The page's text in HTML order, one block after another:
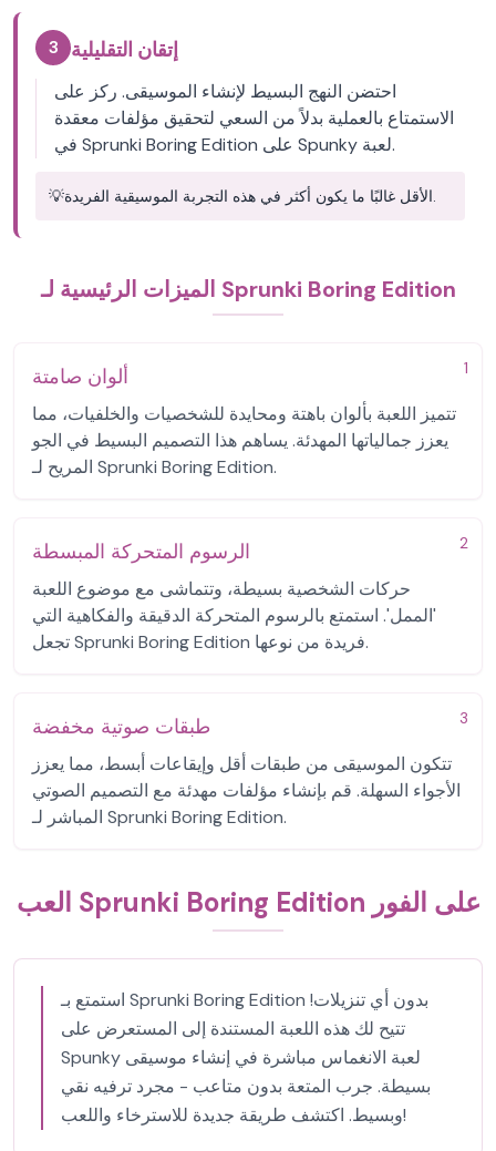
3 إتقان التقليلية
احتضن النهج البسيط لإنشاء الموسيقى. ركز على
الاستمتاع بالعملية بدلاً من السعي لتحقيق مؤلفات معقدة
في Sprunki Boring Edition على Spunky لعبة.
💡 الأقل غالبًا ما يكون أكثر في هذه التجربة الموسيقية الفريدة.
الميزات الرئيسية لـ Sprunki Boring Edition
1 ألوان صامتة
تتميز اللعبة بألوان باهتة ومحايدة للشخصيات والخلفيات، مما
يعزز جمالياتها المهدئة. يساهم هذا التصميم البسيط في الجو
المريح لـ Sprunki Boring Edition.
2 الرسوم المتحركة المبسطة
حركات الشخصية بسيطة، وتتماشى مع موضوع اللعبة
'الممل'. استمتع بالرسوم المتحركة الدقيقة والفكاهية التي
تجعل Sprunki Boring Edition فريدة من نوعها.
3 طبقات صوتية مخفضة
تتكون الموسيقى من طبقات أقل وإيقاعات أبسط، مما يعزز
الأجواء السهلة. قم بإنشاء مؤلفات مهدئة مع التصميم الصوتي
المباشر لـ Sprunki Boring Edition.
العب Sprunki Boring Edition على الفور
استمتع بـ Sprunki Boring Edition بدون أي تنزيلات!
تتيح لك هذه اللعبة المستندة إلى المستعرض على
Spunky لعبة الانغماس مباشرة في إنشاء موسيقى
بسيطة. جرب المتعة بدون متاعب - مجرد ترفيه نقي
وبسيط. اكتشف طريقة جديدة للاسترخاء واللعب!